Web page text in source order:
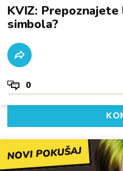
KVIZ:
simbola?
0
NOVI POKUŠAJ